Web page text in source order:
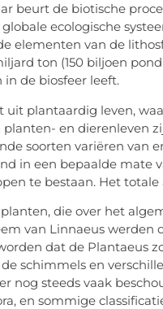
beurt de biotische
ecologische
elementen van de
ton (150 biljoen pond
de biosfeer leeft.
plantaardig leven,
en dierenleven
soorten variëren van
in een bepaalde mate
te bestaan. Het
die over het
van Linnaeus werden
dat de Plantaeus
schimmels en
nog steeds vaak
en sommige